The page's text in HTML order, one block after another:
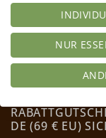
DE (69 € EU)
NUR